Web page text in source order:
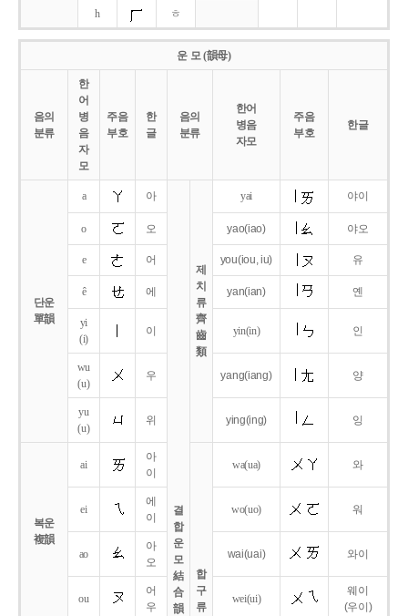
h ㅎ
운 모 (韻母)
음의
분류
한
어
병
음
자
모
주음
부호
한
글
음의
분류
한어
병음
자모
주음
부호
한글
단운
單韻
a 아
결
합
운
모
結
合
韻
제
치
류
齊
齒
類
yai 야이
o 오 yao(iao) 야오
e 어 you(iou,iu) 유
ê 에 yan(ian) 옌
yi
(i)
이 yin(in) 인
wu
(u)
우 yang(iang) 양
yu
(u)
위 ying(ing) 잉
복운
複韻
ai
아
이
합
구
류
wa(ua) 와
ei
에
이
wo(uo) 워
ao
아
오
wai(uai) 와이
ou
어
우
wei(ui)
웨이
(우이)